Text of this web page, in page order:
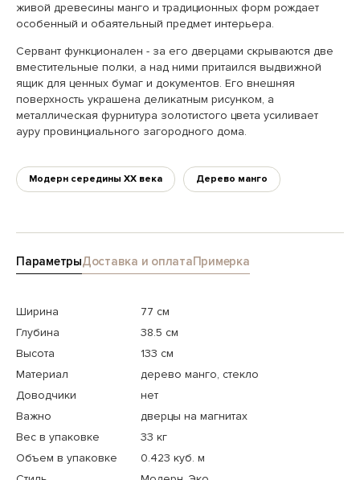
живой древесины манго и традиционных форм рождает
особенный и обаятельный предмет интерьера.
Сервант функционален - за его дверцами скрываются две
вместительные полки, а над ними притаился выдвижной
ящик для ценных бумаг и документов. Его внешняя
поверхность украшена деликатным рисунком, а
металлическая фурнитура золотистого цвета усиливает
ауру провинциального загородного дома.
Модерн середины XX века Дерево манго
ПараметрыДоставка и оплатаПримерка
Ширина
77 см
Глубина
38.5 см
Высота
133 см
Материал
дерево манго, стекло
Доводчики
нет
Важно
дверцы на магнитах
Вес в упаковке
33 кг
Объем в упаковке
0.423 куб. м